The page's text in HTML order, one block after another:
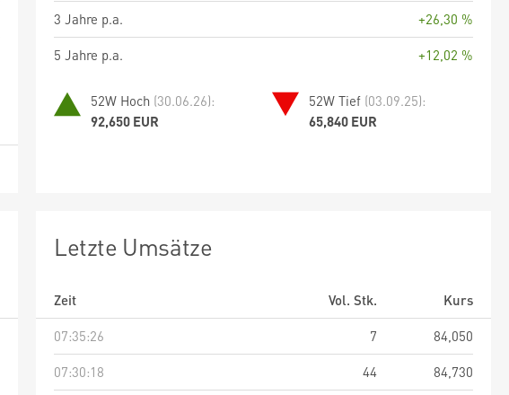
3 Jahre p.a.
+26,30 %
5 Jahre p.a.
+12,02 %
52W Hoch (30.06.26):
92,650 EUR
52W Tief (03.09.25):
65,840 EUR
Letzte Umsätze
Zeit Vol. Stk.
Kurs
07:35:26
7
84,050
07:30:18
44
84,730